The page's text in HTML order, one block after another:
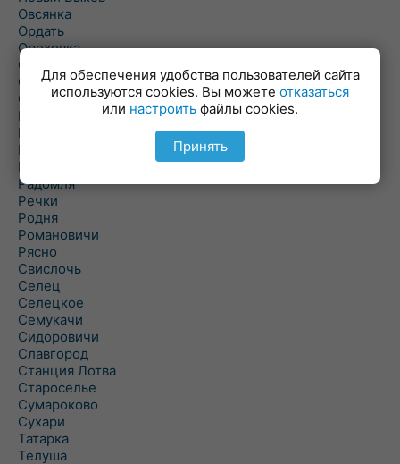
Овсянка
Ордать
Ореховка
Осиновка
Осиповичи
Осово
Павловичи
Паршино
Петуховка
Пудовня
Радомля
Речки
Родня
Романовичи
Рясно
Свислочь
Селец
Селецкое
Семукачи
Сидоровичи
Славгород
Станция Лотва
Староселье
Сумароково
Сухари
Татарка
Телуша
Для обеспечения удобства пользователей сайта
используются cookies. Вы можете отказаться
или настроить файлы cookies.
Принять